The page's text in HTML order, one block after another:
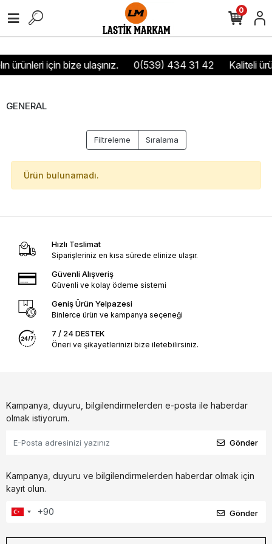
ürünleri için bize ulaşınız. 0(539) 434 31 42 Kaliteli
0
GENERAL
Filtreleme Sıralama
Ürün bulunamadı.
Hızlı Teslimat
Siparişleriniz en kısa sürede elinize ulaşır.
Güvenli Alışveriş
Güvenli ve kolay ödeme sistemi
Geniş Ürün Yelpazesi
Binlerce ürün ve kampanya seçeneği
7 / 24 DESTEK
Öneri ve şikayetlerinizi bize iletebilirsiniz.
Kampanya, duyuru, bilgilendirmelerden e-posta ile haberdar
olmak istiyorum.
Gönder
Kampanya, duyuru ve bilgilendirmelerden haberdar olmak için
kayıt olun.
Gönder